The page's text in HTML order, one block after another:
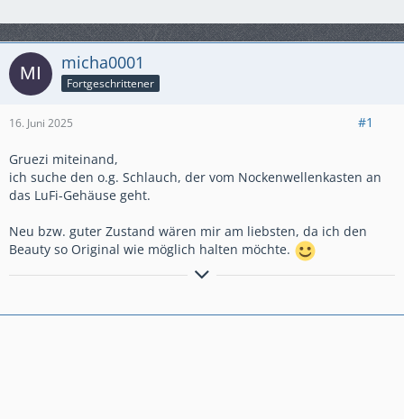
micha0001
Fortgeschrittener
16. Juni 2025 #1
Gruezi miteinand,
ich suche den o.g. Schlauch, der vom Nockenwellenkasten an
das LuFi-Gehäuse geht.
Neu bzw. guter Zustand wären mir am liebsten, da ich den
Beauty so Original wie möglich halten möchte.
B 1,1; C 1,0; D 1,2+1,3+1,6+2,0; E 2,0+1,3+1,6+2,0+2,0;
Kadett E-CC "Beauty" (Bj. 1991, 49k km)